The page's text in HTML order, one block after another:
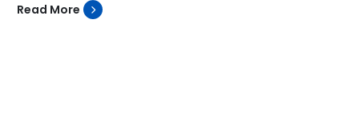
Read More